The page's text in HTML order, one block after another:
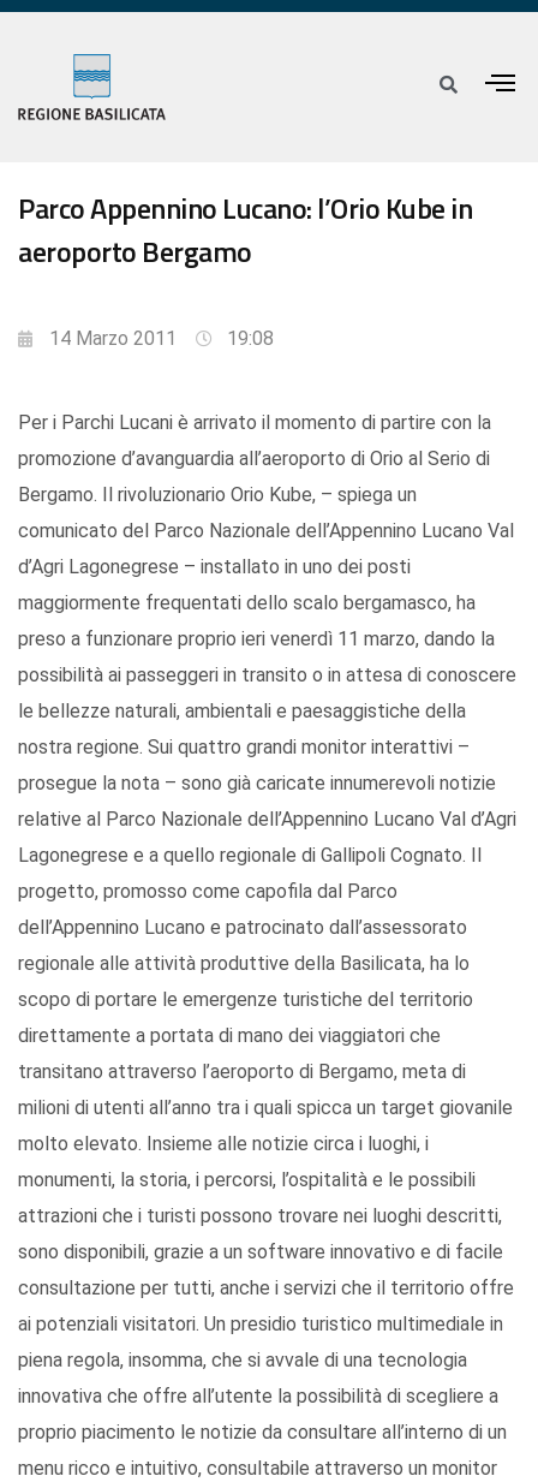
Parco Appennino Lucano: l’Orio Kube in
aeroporto Bergamo
14 Marzo 2011 19:08
Per i Parchi Lucani è arrivato il momento di partire con la
promozione d’avanguardia all’aeroporto di Orio al Serio di
Bergamo. Il rivoluzionario Orio Kube, – spiega un
comunicato del Parco Nazionale dell’Appennino Lucano Val
d’Agri Lagonegrese – installato in uno dei posti
maggiormente frequentati dello scalo bergamasco, ha
preso a funzionare proprio ieri venerdì 11 marzo, dando la
possibilità ai passeggeri in transito o in attesa di conoscere
le bellezze naturali, ambientali e paesaggistiche della
nostra regione. Sui quattro grandi monitor interattivi –
prosegue la nota – sono già caricate innumerevoli notizie
relative al Parco Nazionale dell’Appennino Lucano Val d’Agri
Lagonegrese e a quello regionale di Gallipoli Cognato. Il
progetto, promosso come capofila dal Parco
dell’Appennino Lucano e patrocinato dall’assessorato
regionale alle attività produttive della Basilicata, ha lo
scopo di portare le emergenze turistiche del territorio
direttamente a portata di mano dei viaggiatori che
transitano attraverso l’aeroporto di Bergamo, meta di
milioni di utenti all’anno tra i quali spicca un target giovanile
molto elevato. Insieme alle notizie circa i luoghi, i
monumenti, la storia, i percorsi, l’ospitalità e le possibili
attrazioni che i turisti possono trovare nei luoghi descritti,
sono disponibili, grazie a un software innovativo e di facile
consultazione per tutti, anche i servizi che il territorio offre
ai potenziali visitatori. Un presidio turistico multimediale in
piena regola, insomma, che si avvale di una tecnologia
innovativa che offre all’utente la possibilità di scegliere a
proprio piacimento le notizie da consultare all’interno di un
menu ricco e intuitivo, consultabile attraverso un monitor